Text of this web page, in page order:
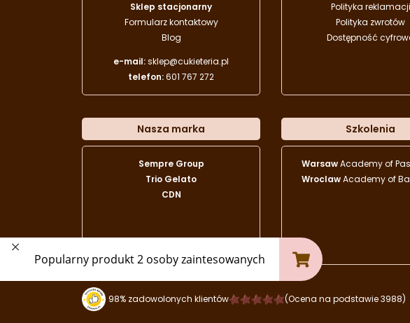
Sklep stacjonarny
Formularz kontaktowy
Blog
e-mail:sklep@cukieteria.pl
telefon:601 767 272
Polityka reklamacji
Polityka zwrotów
Dostępność
Nasza marka
Sempre Group
Trio Gelato
CDN
Szkolenia
WarsawAcademy of
WroclawAcademy of
98% zadowolonych klientów (Ocena na podstawie 3988)